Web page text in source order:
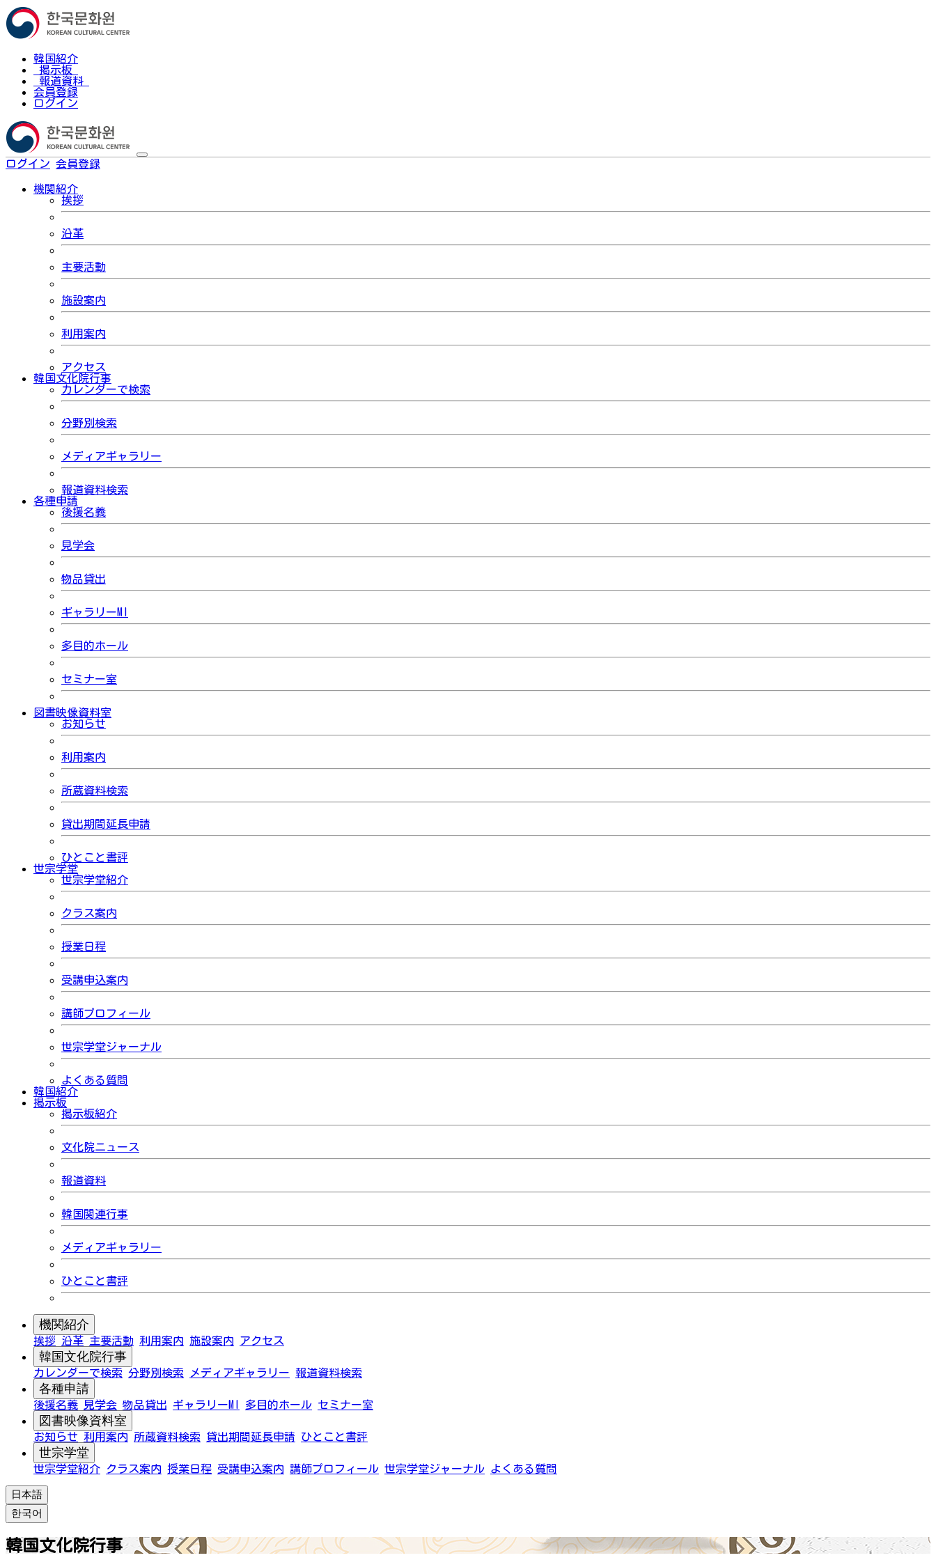
韓国紹介
掲示板
報道資料
会員登録
ログイン
ログイン 会員登録
機関紹介
挨拶
沿革
主要活動
施設案内
利用案内
アクセス
韓国文化院行事
カレンダーで検索
分野別検索
メディアギャラリー
報道資料検索
各種申請
後援名義
見学会
物品貸出
ギャラリーMI
多目的ホール
セミナー室
図書映像資料室
お知らせ
利用案内
所蔵資料検索
貸出期間延長申請
ひとこと書評
世宗学堂
世宗学堂紹介
クラス案内
授業日程
受講申込案内
講師プロフィール
世宗学堂ジャーナル
よくある質問
韓国紹介
掲示板
掲示板紹介
文化院ニュース
報道資料
韓国関連行事
メディアギャラリー
ひとこと書評
機関紹介
挨拶 沿革 主要活動 利用案内 施設案内 アクセス
韓国文化院行事
カレンダーで検索 分野別検索 メディアギャラリー 報道資料検索
各種申請
後援名義 見学会 物品貸出 ギャラリーMI 多目的ホール セミナー室
図書映像資料室
お知らせ 利用案内 所蔵資料検索 貸出期間延長申請 ひとこと書評
世宗学堂
世宗学堂紹介 クラス案内 授業日程 受講申込案内 講師プロフィール 世宗学堂ジャーナル よくある質問
日本語
한국어
韓国文化院行事